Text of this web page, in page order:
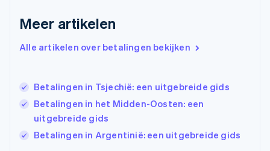
Meer artikelen
Alle artikelen over betalingen bekijken
Betalingen in Tsjechië: een uitgebreide gids
Betalingen in het Midden-Oosten: een
uitgebreide gids
Betalingen in Argentinië: een uitgebreide gids
Hongkong SAR, China
English简体中文
Ierland
English
Italië
ItalianoEnglish
Japan
日本語
Kroatië